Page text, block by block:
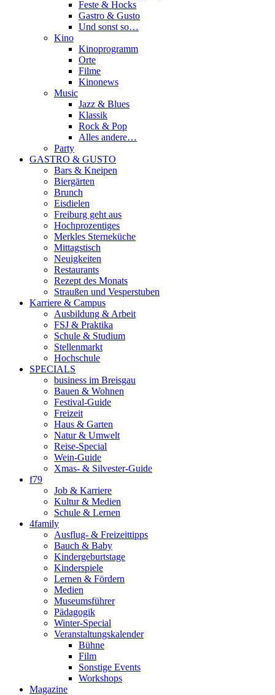
Feste & Hocks
Gastro & Gusto
Und sonst so…
Kino
Kinoprogramm
Orte
Filme
Kinonews
Music
Jazz & Blues
Klassik
Rock & Pop
Alles andere…
Party
GASTRO & GUSTO
Bars & Kneipen
Biergärten
Brunch
Eisdielen
Freiburg geht aus
Hochprozentiges
Merkles Sterneküche
Mittagstisch
Neuigkeiten
Restaurants
Rezept des Monats
Straußen und Vesperstuben
Karriere & Campus
Ausbildung & Arbeit
FSJ & Praktika
Schule & Studium
Stellenmarkt
Hochschule
SPECIALS
business im Breisgau
Bauen & Wohnen
Festival-Guide
Freizeit
Haus & Garten
Natur & Umwelt
Reise-Special
Wein-Guide
Xmas- & Silvester-Guide
f79
Job & Karriere
Kultur & Medien
Schule & Lernen
4family
Ausflug- & Freizeittipps
Bauch & Baby
Kindergeburtstage
Kinderspiele
Lernen & Fördern
Medien
Museumsführer
Pädagogik
Winter-Special
Veranstaltungskalender
Bühne
Film
Sonstige Events
Workshops
Magazine